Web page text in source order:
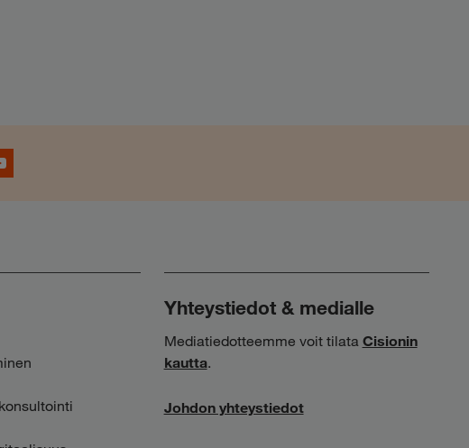
Yhteystiedot & medialle
Mediatiedotteemme voit tilata Cisionin
kautta.
Johdon yhteystiedot